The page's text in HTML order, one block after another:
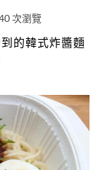
次瀏覽
的韓式炸醬麵